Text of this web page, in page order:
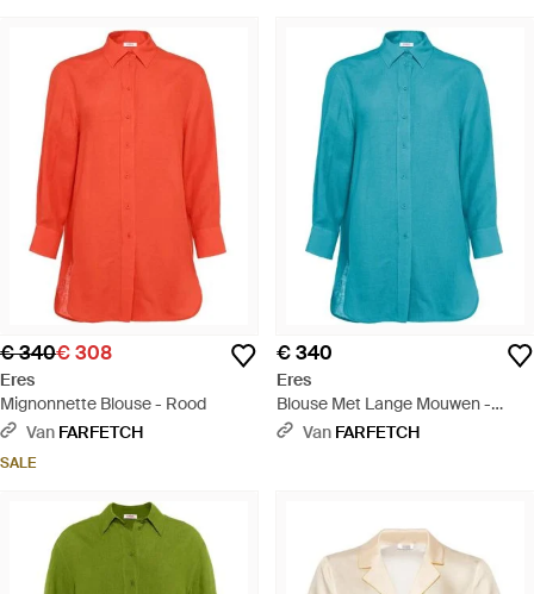
€ 340€ 308
Eres
Mignonnette Blouse - Rood
Van FARFETCH
SALE
€ 340
Eres
Blouse Met Lange Mouwen -
Blauw
Van FARFETCH